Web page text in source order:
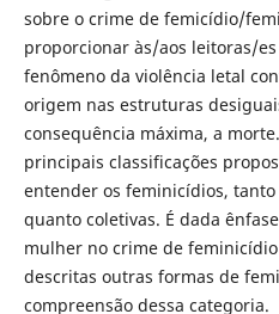
sobre o crime de femicídio/
proporcionar às/aos leitoras/
fenômeno da violência letal
origem nas estruturas
consequência máxima, a
principais classificações
entender os feminicídios,
quanto coletivas. É dada
mulher no crime de
descritas outras formas de
compreensão dessa categoria.